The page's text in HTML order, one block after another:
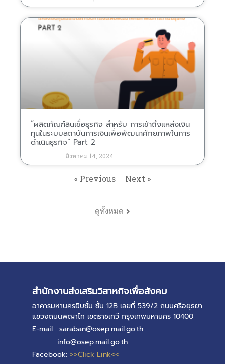
“ผลิตภัณฑ์สินเชื่อธุรกิจ สำหรับ การเข้าถึงแหล่งเงิน
ทุนในระบบสถาบันการเงินเพื่อพัฒนาศักยภาพในการ
ดำเนินธุรกิจ” Part 2
สิงหาคม 14, 2024
« Previous Next »
ดูทั้งหมด
สำนักงานส่งเสริมวิสาหกิจเพื่อสังคม
อาคารมหานครยิบซั่ม ชั้น 12B เลขที่ 539/2 ถนนศรีอยุธยา
แขวงถนนพญาไท เขตราชเทวี กรุงเทพมหานคร 10400
E-mail : saraban@osep.mail.go.th
info@osep.mail.go.th
Facebook: >>Click Link<<